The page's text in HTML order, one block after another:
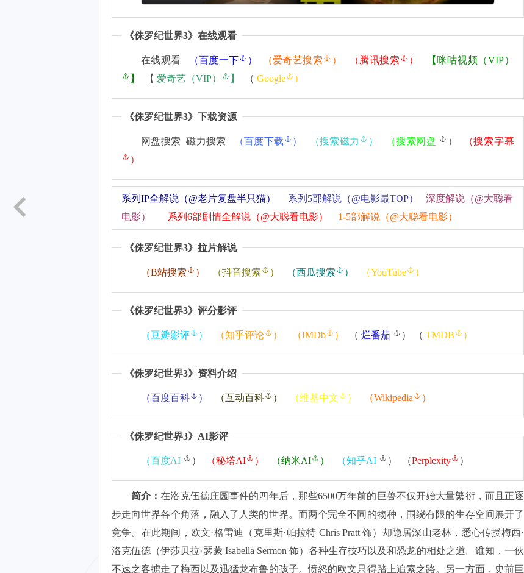
《侏罗纪世界3》在线观看
在线观看 （百度一下 ） （爱奇艺搜索 ） （腾讯搜索 ） 【 咪咕视频（VIP）
】
【 爱奇艺（VIP） 】 （ Google ）
《侏罗纪世界3》下载资源
网盘搜索 磁力搜索 （百度下载 ） （搜索磁力 ） （搜索网盘 ） （搜索字幕
）
系列IP全解说（@老片复盘半只猫） 系列5部解说（@电影最TOP）
深度解说（@大聪看
电影）
系列6部剧情全解说（@大聪看电影） 1-5部解说（@大聪看电影）
《侏罗纪世界3》拉片解说
（B站搜索 ） （抖音搜索 ） （西瓜搜索 ） （YouTube ）
《侏罗纪世界3》评分影评
（豆瓣影评 ） （知乎评论 ） （IMDb ） （ 烂番茄 ） （ TMDB ）
《侏罗纪世界3》资料介绍
（百度百科 ） （互动百科 ） （维基中文 ） （Wikipedia ）
《侏罗纪世界3》AI影评
（百度AI ） （秘塔AI ） （纳米AI ） （知乎AI ） （Perplexity ）
简介：在洛克伍德庄园事件的四年后，那些6500万年前的巨兽不仅开始大量繁衍，而且正逐
步走向世界各个角落，融入了人类的世界。而两个完全不同的物种，围绕有限的生存空间展开了
竞争。在此期间，欧文·格雷迪（克里斯·帕拉特 Chris Pratt 饰）却隐居深山老林，悉心传授梅西·
洛克伍德（伊莎贝拉·瑟蒙 Isabella Sermon 饰）各种生存技巧以及和恐龙的相处之道。谁知，一伙
不速之客掳走了梅西以及迅猛龙布鲁的孩子。愤怒的欧文只得踏上追索之路。另一方面，史前巨